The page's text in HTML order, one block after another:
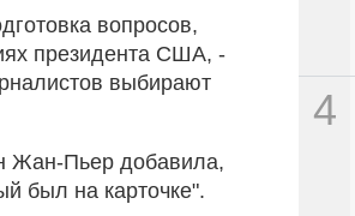
4
вопросов,
президента США, -
выбирают
Жан-Пьер добавила,
был на карточке".